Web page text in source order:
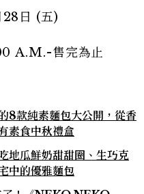
日 (五)
A.M.-售完為止
8款純素麵包大公開，從香
素食中秋禮盒
地瓜鮮奶甜甜圈、生巧克
中的優雅麵包